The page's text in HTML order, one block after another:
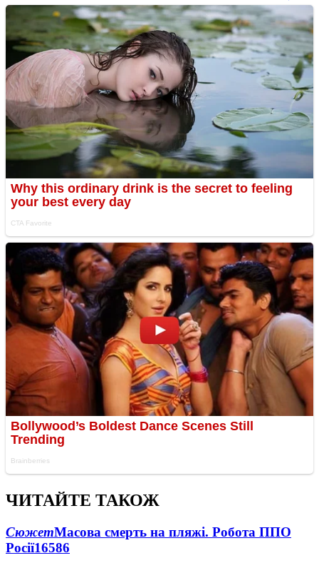
ЧИТАЙТЕ ТАКОЖ
СюжетМасова смерть на пляжі. Робота ППО
Росії16586